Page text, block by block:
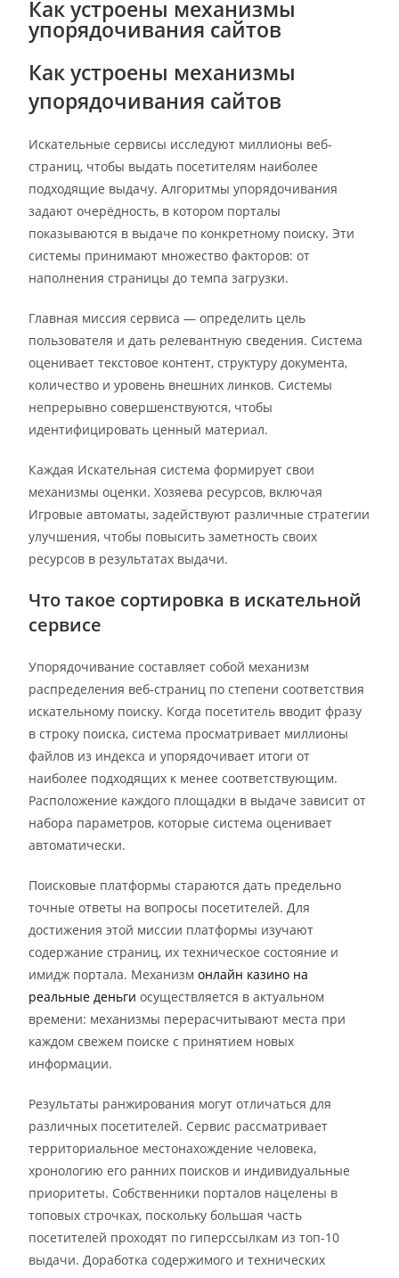
Как устроены механизмы
упорядочивания сайтов
Как устроены механизмы
упорядочивания сайтов
Искательные сервисы исследуют миллионы веб-
страниц, чтобы выдать посетителям наиболее
подходящие выдачу. Алгоритмы упорядочивания
задают очерёдность, в котором порталы
показываются в выдаче по конкретному поиску. Эти
системы принимают множество факторов: от
наполнения страницы до темпа загрузки.
Главная миссия сервиса — определить цель
пользователя и дать релевантную сведения. Система
оценивает текстовое контент, структуру документа,
количество и уровень внешних линков. Системы
непрерывно совершенствуются, чтобы
идентифицировать ценный материал.
Каждая Искательная система формирует свои
механизмы оценки. Хозяева ресурсов, включая
Игровые автоматы, задействуют различные стратегии
улучшения, чтобы повысить заметность своих
ресурсов в результатах выдачи.
Что такое сортировка в искательной
сервисе
Упорядочивание составляет собой механизм
распределения веб-страниц по степени соответствия
искательному поиску. Когда посетитель вводит фразу
в строку поиска, система просматривает миллионы
файлов из индекса и упорядочивает итоги от
наиболее подходящих к менее соответствующим.
Расположение каждого площадки в выдаче зависит от
набора параметров, которые система оценивает
автоматически.
Поисковые платформы стараются дать предельно
точные ответы на вопросы посетителей. Для
достижения этой миссии платформы изучают
содержание страниц, их техническое состояние и
имидж портала. Механизмонлайн казино на
реальные деньги осуществляется в актуальном
времени: механизмы перерасчитывают места при
каждом свежем поиске с принятием новых
информации.
Результаты ранжирования могут отличаться для
различных посетителей. Сервис рассматривает
территориальное местонахождение человека,
хронологию его ранних поисков и индивидуальные
приоритеты. Собственники порталов нацелены в
топовых строчках, поскольку большая часть
посетителей проходят по гиперссылкам из топ-10
выдачи. Доработка содержимого и технических